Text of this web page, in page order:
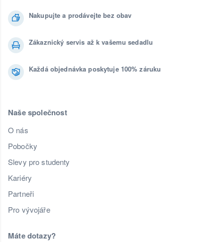
Nakupujte a prodávejte bez obav
Zákaznický servis až k vašemu sedadlu
Každá objednávka poskytuje 100% záruku
Naše společnost
O nás
Pobočky
Slevy pro studenty
Kariéry
Partneři
Pro vývojáře
Máte dotazy?